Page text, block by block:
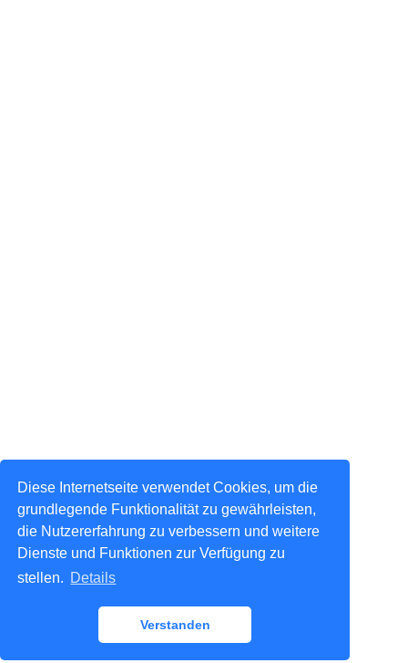
Diese Internetseite verwendet Cookies, um die
grundlegende Funktionalität zu gewährleisten,
die Nutzererfahrung zu verbessern und weitere
Dienste und Funktionen zur Verfügung zu
stellen. Details
Verstanden